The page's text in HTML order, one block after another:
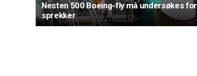
Nesten 500 Boeing-fly må undersøkes for
sprekker